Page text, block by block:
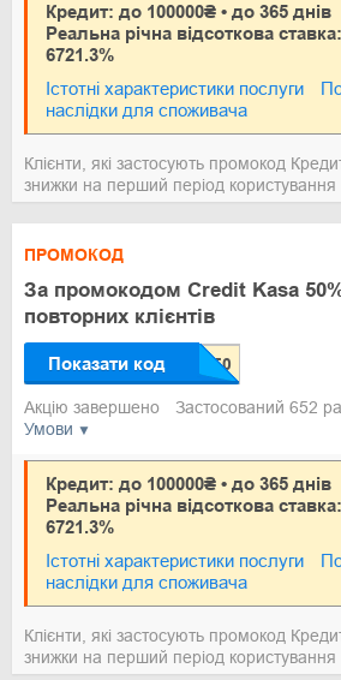
Кредит: до 100000₴ • до 365 днів
Реальна річна відсоткова
6721.3%
Істотні характеристики послуги
наслідки для споживача
Клієнти, які застосують промокод
знижки на перший період користування
Умови
ПРОМОКОД
За промокодом Credit Kasa
повторних клієнтів
Показати код
Акцію завершено Застосований 652
Кредит: до 100000₴ • до 365 днів
Реальна річна відсоткова
6721.3%
Істотні характеристики послуги
наслідки для споживача
Клієнти, які застосують промокод
знижки на перший період користування